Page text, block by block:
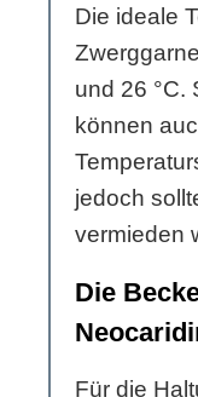
Die ideale
und 26 °C.
können
jedoch
vermieden
Die
Für die